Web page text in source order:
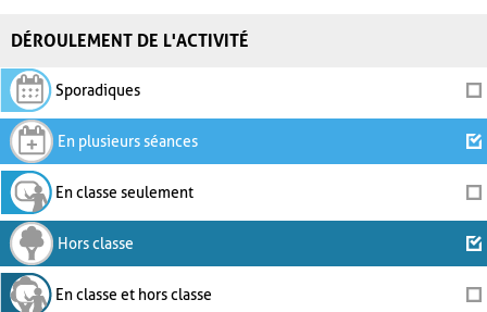
DÉROULEMENT DE L'ACTIVITÉ
Sporadiques
En plusieurs séances
En classe seulement
Hors classe
En classe et hors classe